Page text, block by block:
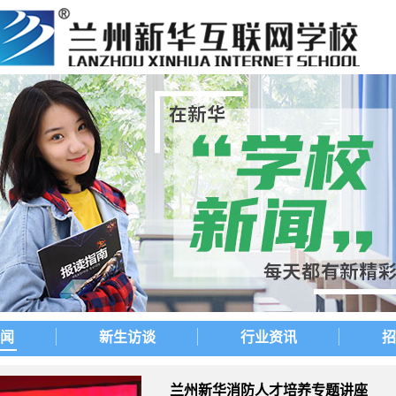
新生访谈 行业资讯
兰州新华消防人才培养专题讲座